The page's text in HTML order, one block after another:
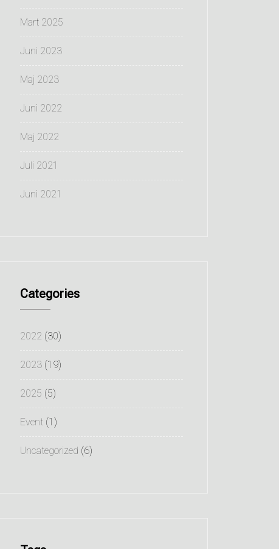
Mart 2025
Juni 2023
Maj 2023
Juni 2022
Maj 2022
Juli 2021
Juni 2021
Categories
2022 (30)
2023 (19)
2025 (5)
Event (1)
Uncategorized (6)